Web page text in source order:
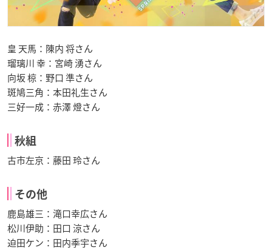
皇 天馬：陳内 将さん
瑠璃川 幸：宮崎 湧さん
向坂 椋：野口 準さん
斑鳩三角：本田礼生さん
三好一成：赤澤 燈さん
秋組
古市左京：藤田 玲さん
その他
鹿島雄三：滝口幸広さん
松川伊助：田口 涼さん
迫田ケン：田内季宇さん